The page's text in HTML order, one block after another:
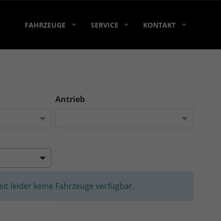
FAHRZEUGE SERVICE KONTAKT
Antrieb
leider keine Fahrzeuge verfügbar.